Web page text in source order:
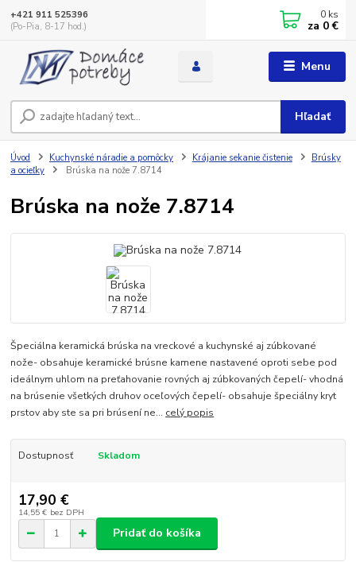
Menu
Hľadať
+421 911 525396
(Po-Pia, 8-17 hod.)
0 ks
za 0 €
Úvod Kuchynské náradie a pomôcky Krájanie sekanie čistenie
Brúsky
a ocieľky
Brúska na nože 7.8714
Brúska na nože 7.8714
Špeciálna keramická brúska na vreckové a kuchynské aj zúbkované
nože- obsahuje keramické brúsne kamene nastavené oproti sebe pod
ideálnym uhlom na preťahovanie rovných aj zúbkovaných čepelí- vhodná
na brúsenie všetkých druhov oceľových čepelí- obsahuje špeciálny kryt
prstov aby ste sa pri brúsení ne... celý popis
Dostupnosť Skladom
17,90 €
14,55 € bez DPH
Pridať do košíka